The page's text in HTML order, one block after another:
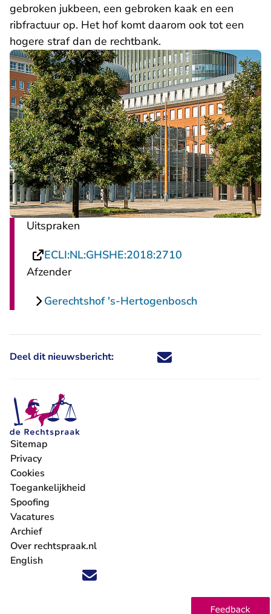
gebroken jukbeen, een gebroken kaak en een
ribfractuur op. Het hof komt daarom ook tot een
hogere straf dan de rechtbank.
Uitspraken
ECLI:NL:GHSHE:2018:2710
Afzender
Gerechtshof 's-Hertogenbosch
Deel dit nieuwsbericht: Deel dit nieuwsbericht via X -
Deel dit nieuwsbericht via
Deel dit nieuwsbericht
Deel dit
Volg ons op X (Twitter) - U verlaat Rechtspraak.nl
Volg ons op Facebook - U verlaat Rechtspraak.nl
Volg ons op Instagram - U verlaat Rechtspraak.nl
Volg ons op Youtube - U verlaat Rechtspraak.nl
Volg ons op LinkedIn - U verlaat
'Blijf op de hoogte' nieuwsbrief - U verlaat
Sitemap
Privacy
Cookies
Toegankelijkheid
Spoofing
Vacatures
- U verlaat Rechtspraak.nl
Archief
Over rechtspraak.nl
English